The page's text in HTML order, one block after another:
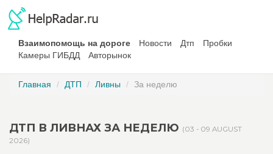
Взаимопомощь на дороге Новости Дтп
Пробки
Камеры ГИБДД
Авторынок
Главная ДТП Ливны За неделю
ДТП В ЛИВНАХ ЗА НЕДЕЛЮ (03 - 09 AUGUST
2026)